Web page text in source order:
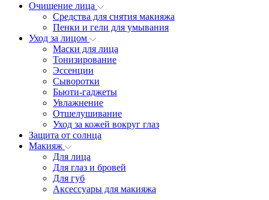
Очищение лица
Средства для снятия макияжа
Пенки и гели для умывания
Уход за лицом
Маски для лица
Тонизирование
Эссенции
Сыворотки
Бьюти-гаджеты
Увлажнение
Отшелушивание
Уход за кожей вокруг глаз
Защита от солнца
Макияж
Для лица
Для глаз и бровей
Для губ
Аксессуары для макияжа